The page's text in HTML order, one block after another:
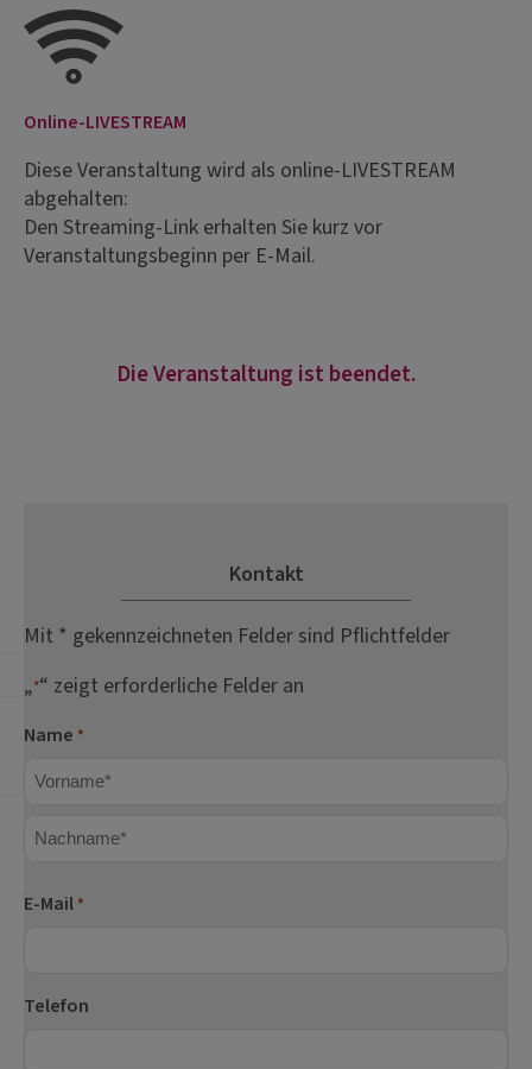
Online-LIVESTREAM
Diese Veranstaltung wird als online-LIVESTREAM
abgehalten:
Den Streaming-Link erhalten Sie kurz vor
Veranstaltungsbeginn per E-Mail.
Die Veranstaltung ist beendet.
Kontakt
Mit * gekennzeichneten Felder sind Pflichtfelder
„*“ zeigt erforderliche Felder an
Name *
E-Mail *
Telefon